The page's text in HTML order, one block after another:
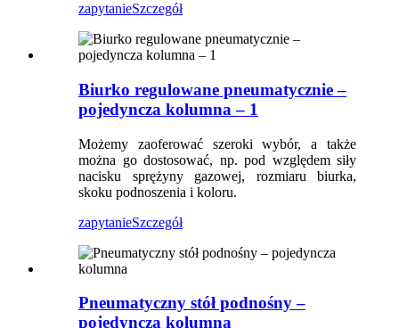
zapytanieSzczegół
Biurko regulowane pneumatycznie –
pojedyncza kolumna – 1
Możemy zaoferować szeroki wybór, a także
można go dostosować, np. pod względem siły
nacisku sprężyny gazowej, rozmiaru biurka,
skoku podnoszenia i koloru.
zapytanieSzczegół
Pneumatyczny stół podnośny –
pojedyncza kolumna